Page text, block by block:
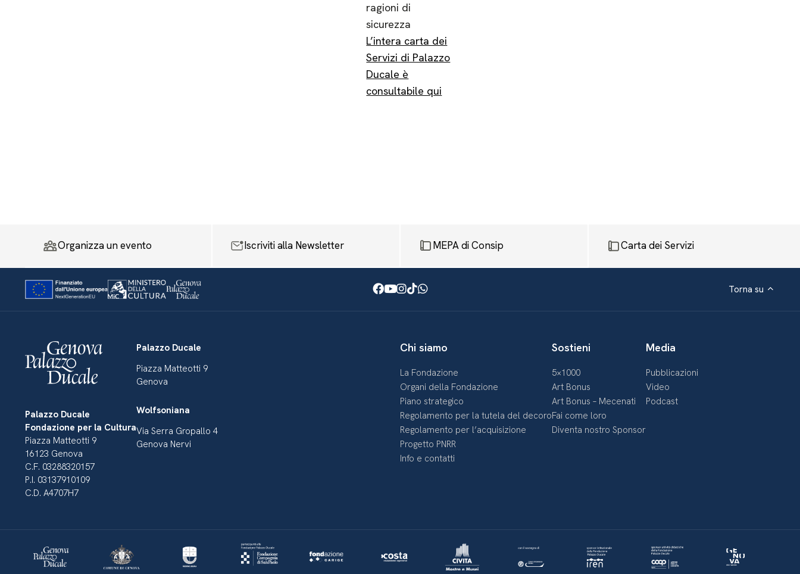
ragioni di
sicurezza
L’intera carta dei
Servizi di Palazzo
Ducale è
consultabile qui
Organizza un evento Iscriviti alla Newsletter MEPA di Consip Carta dei Servizi
Facebook
Youtube
Instagram
TikTok
WhatsApp Torna su
Palazzo Ducale
Fondazione per la Cultura
Piazza Matteotti 9
16123 Genova
C.F. 03288320157
P.I. 03137910109
C.D. A4707H7
Palazzo Ducale
Piazza Matteotti 9
Genova
Wolfsoniana
Via Serra Gropallo 4
Genova Nervi
Chi siamo
La Fondazione
Organi della Fondazione
Piano strategico
Regolamento per la tutela del decoro
Regolamento per l’acquisizione
Progetto PNRR
Info e contatti
Sostieni
5×1000
Art Bonus
Art Bonus – Mecenati
Fai come loro
Diventa nostro Sponsor
Media
Pubblicazioni
Video
Podcast